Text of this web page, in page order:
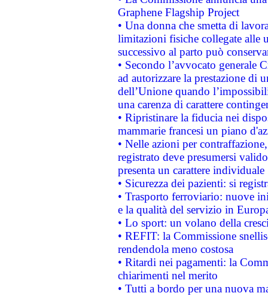
Graphene Flagship Project
• Una donna che smetta di
limitazioni fisiche collegate alle
successivo al parto può
• Secondo l’avvocato
ad autorizzare la prestazione di
dell’Unione quando
una carenza di carattere
• Ripristinare la fiducia nei
mammarie francesi un piano
• Nelle azioni per
registrato deve presumersi
presenta un carattere individuale
• Sicurezza dei pazienti: si
• Trasporto ferroviario: nuove
e la qualità del servizio in
• Lo sport: un volano della
• REFIT: la Commissione
rendendola meno costosa
• Ritardi nei pagamenti: la
chiarimenti nel merito
• Tutti a bordo per una nuova